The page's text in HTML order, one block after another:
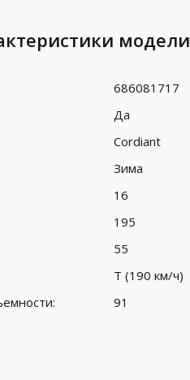
модели
686081717
Да
Cordiant
Зима
16
195
55
T (190 км/ч)
91